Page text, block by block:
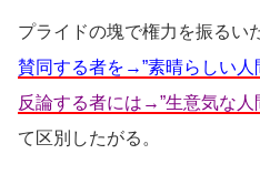
プライドの塊で権力を振るい
賛同する者を→”素晴らしい人
反論する者には→”生意気な人
て区別したがる。